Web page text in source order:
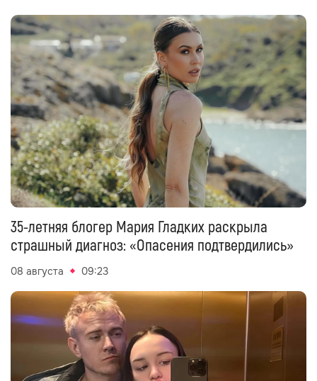
35-летняя блогер Мария Гладких раскрыла
страшный диагноз: «Опасения подтвердились»
08 августа 09:23